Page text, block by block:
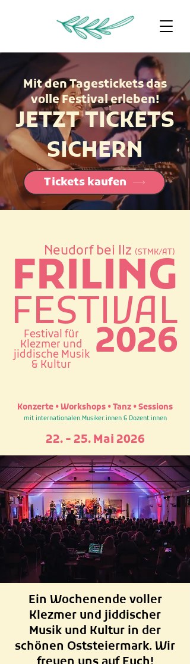
Mit den Tagestickets das
volle Festival erleben!
JETZT TICKETS
SICHERN
Tickets kaufen
Neudorf bei Ilz (STMK/AT)
FRILING
FESTIVAL
2026
Festival für
Klezmer und
jiddische Musik
& Kultur
Konzerte • Workshops • Tanz • Sessions
mit internationalen Musiker:innen & Dozent:innen
22. - 25. Mai 2026
Ein Wochenende voller
Klezmer und jiddischer
Musik und Kultur in der
schönen Oststeiermark. Wir